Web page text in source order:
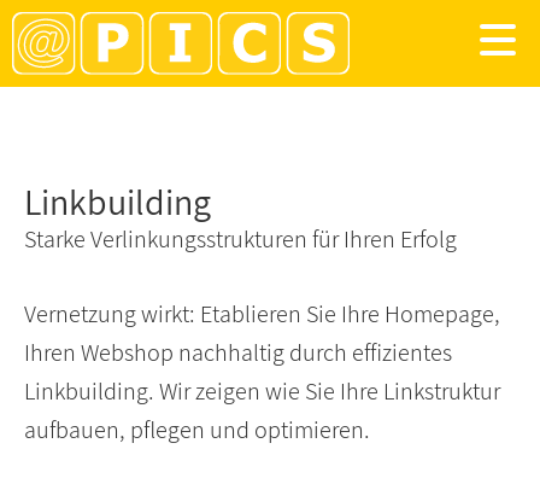
Linkbuilding
Starke Verlinkungsstrukturen für Ihren Erfolg
Vernetzung wirkt: Etablieren Sie Ihre Homepage,
Ihren Webshop nachhaltig durch effizientes
Linkbuilding. Wir zeigen wie Sie Ihre Linkstruktur
aufbauen, pflegen und optimieren.